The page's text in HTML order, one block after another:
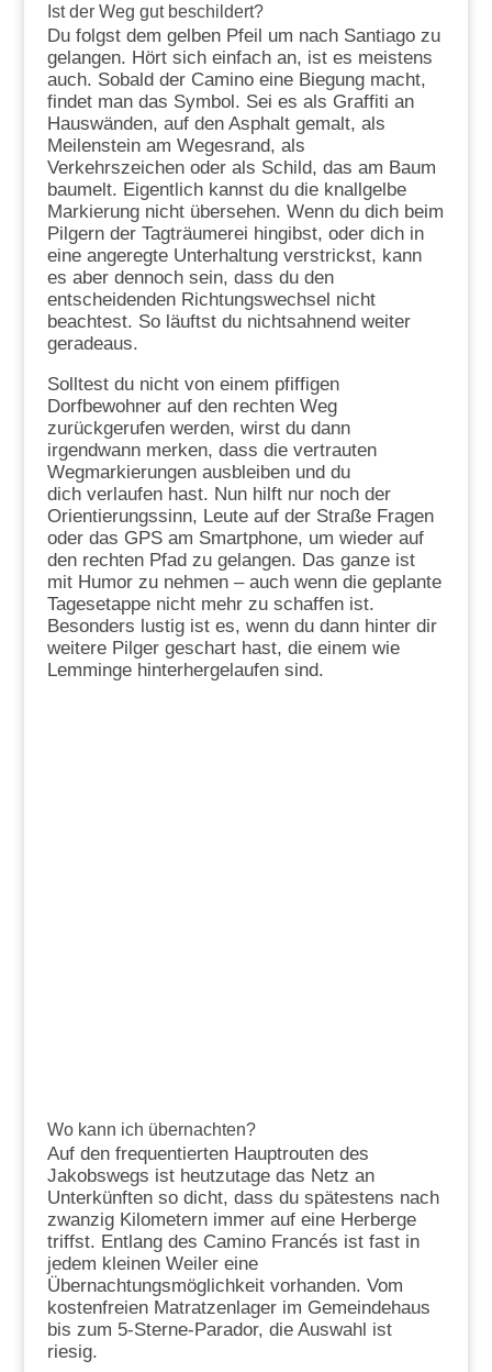
Ist der Weg gut beschildert?
Du folgst dem gelben Pfeil um nach Santiago zu
gelangen. Hört sich einfach an, ist es meistens
auch. Sobald der Camino eine Biegung macht,
findet man das Symbol. Sei es als Graffiti an
Hauswänden, auf den Asphalt gemalt, als
Meilenstein am Wegesrand, als
Verkehrszeichen oder als Schild, das am Baum
baumelt. Eigentlich kannst du die knallgelbe
Markierung nicht übersehen. Wenn du dich beim
Pilgern der Tagträumerei hingibst, oder dich in
eine angeregte Unterhaltung verstrickst, kann
es aber dennoch sein, dass du den
entscheidenden Richtungswechsel nicht
beachtest. So läuftst du nichtsahnend weiter
geradeaus.
Solltest du nicht von einem pfiffigen
Dorfbewohner auf den rechten Weg
zurückgerufen werden, wirst du dann
irgendwann merken, dass die vertrauten
Wegmarkierungen ausbleiben und du
dich verlaufen hast. Nun hilft nur noch der
Orientierungssinn, Leute auf der Straße Fragen
oder das GPS am Smartphone, um wieder auf
den rechten Pfad zu gelangen. Das ganze ist
mit Humor zu nehmen – auch wenn die geplante
Tagesetappe nicht mehr zu schaffen ist.
Besonders lustig ist es, wenn du dann hinter dir
weitere Pilger geschart hast, die einem wie
Lemminge hinterhergelaufen sind.
Wo kann ich übernachten?
Auf den frequentierten Hauptrouten des
Jakobswegs ist heutzutage das Netz an
Unterkünften so dicht, dass du spätestens nach
zwanzig Kilometern immer auf eine Herberge
triffst. Entlang des Camino Francés ist fast in
jedem kleinen Weiler eine
Übernachtungsmöglichkeit vorhanden. Vom
kostenfreien Matratzenlager im Gemeindehaus
bis zum 5-Sterne-Parador, die Auswahl ist
riesig.